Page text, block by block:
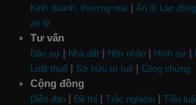
Kinh doanh, thương mại | Án lệ Lao động
án lệ
Tư vấn
Dân sự | Nhà đất | Hôn nhân | Hình sự |
Luật thuế | Sở hữu trí tuệ | Công chứng
Cộng đồng
Diễn đàn | Đề thi | Trắc nghiệm | Tiểu